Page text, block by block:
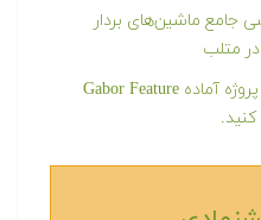
جامع ماشین‌های بردار
دانلود رایگان کد و پروژه آماده Gabor Feature